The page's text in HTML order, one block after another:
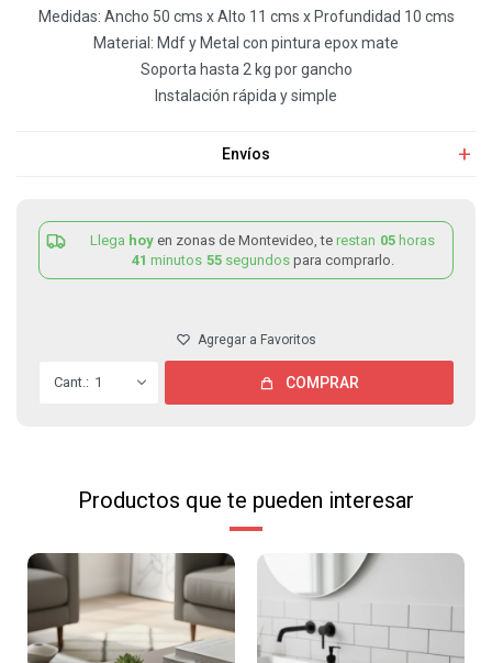
Medidas: Ancho 50 cms x Alto 11 cms x Profundidad 10 cms
Material: Mdf y Metal con pintura epox mate
Soporta hasta 2 kg por gancho
Instalación rápida y simple
Envíos
Llega hoy en zonas de Montevideo, te restan 05 horas
41 minutos 55 segundos para comprarlo.
1 COMPRAR
Productos que te pueden interesar